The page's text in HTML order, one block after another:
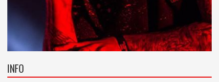
INFO